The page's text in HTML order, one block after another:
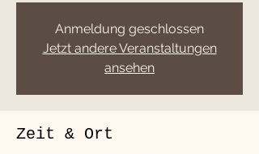
Anmeldung geschlossen
Jetzt andere Veranstaltungen
ansehen
Zeit & Ort